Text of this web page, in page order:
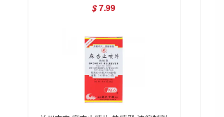
$7.99